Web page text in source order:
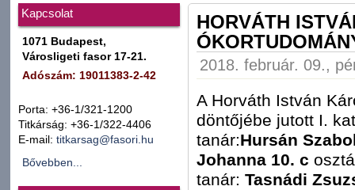
Kapcsolat
1071 Budapest,
Városligeti fasor 17-21.
Adószám: 19011383-2-42
Porta: +36-1/321-1200
Titkárság: +36-1/322-4406
E-mail: titkarsag@fasori.hu
Bővebben...
HORVÁTH
2018. február. 09.,
A Horváth István
döntőjébe jutott I.
tanár:Hursán
Johanna 10. c
tanár: Tasnádi